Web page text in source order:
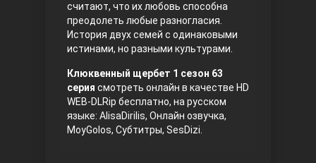
Воскресший Эртугрул
считают, что их любовь способна
преодолеть любые разногласия.
История двух семей с одинаковыми
истинами, но разными культурами.
Клюквенный щербет 1 сезон 63
серия смотреть онлайн в качестве HD
WEB-DLRip бесплатно, на русском
языке: AlisaDirilis, Онлайн озвучка,
MoyGolos, Субтитры, SesDizi.